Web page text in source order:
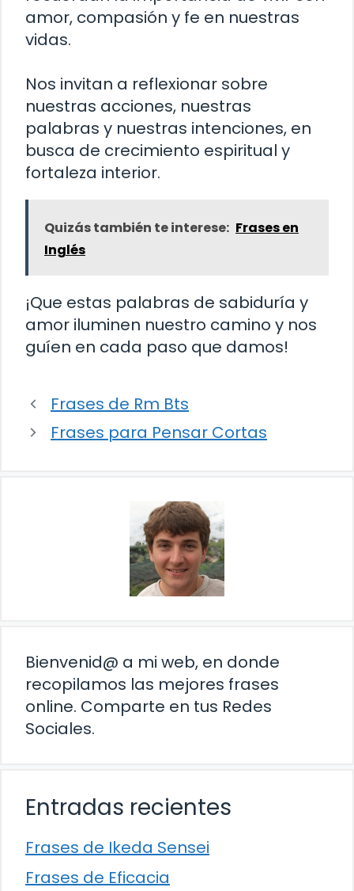
amor, compasión y fe en nuestras
vidas.
Nos invitan a reflexionar sobre
nuestras acciones, nuestras
palabras y nuestras intenciones, en
busca de crecimiento espiritual y
fortaleza interior.
Quizás también te interese: Frases en
Inglés
¡Que estas palabras de sabiduría y
amor iluminen nuestro camino y nos
guíen en cada paso que damos!
Frases de Rm Bts
Frases para Pensar Cortas
Bienvenid@ a mi web, en donde
recopilamos las mejores frases
online. Comparte en tus Redes
Sociales.
Entradas recientes
Frases de Ikeda Sensei
Frases de Eficacia